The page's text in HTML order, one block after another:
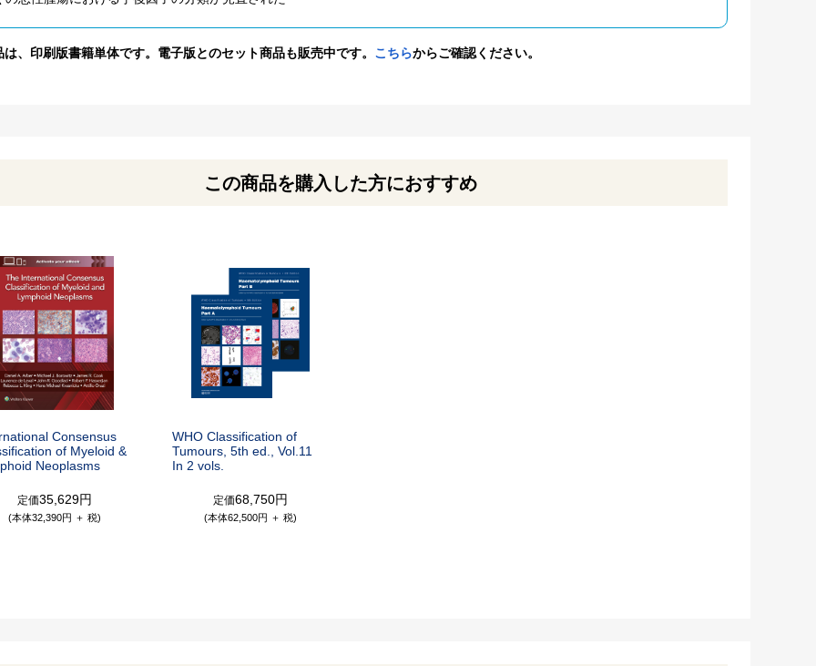
、印刷版書籍単体です。電子版とのセット商品も販売中です。 こちらからご確認ください。
この商品を購入した方におすすめ
Consensus
of Myeloid &
Neoplasms
定価35,629円
(本体32,390円 ＋ 税)
WHO Classification of
Tumours, 5th ed., Vol.11
In 2 vols.
定価68,750円
(本体62,500円 ＋ 税)